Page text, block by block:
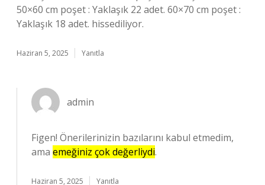
50×60 cm poşet : Yaklaşık 22 adet. 60×70 cm poşet :
Yaklaşık 18 adet. hissediliyor.
Haziran 5, 2025 Yanıtla
admin
Figen! Önerilerinizin bazılarını kabul etmedim,
ama emeğiniz çok değerliydi.
Haziran 5, 2025 Yanıtla